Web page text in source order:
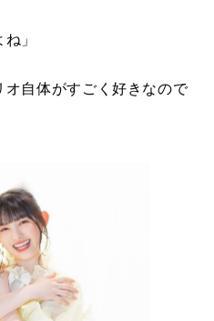
」
自体がすごく好きなので